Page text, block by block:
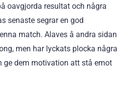
oavgjorda resultat och några
senaste segrar en god
match. Alaves å andra sidan
men har lyckats plocka några
ge dem motivation att stå emot